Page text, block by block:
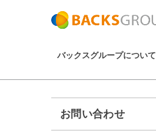
バックスグループについて
お問い合わせ